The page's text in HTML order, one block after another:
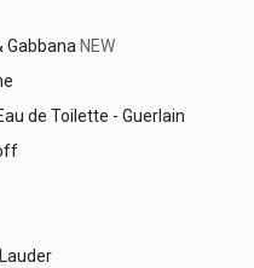
Gabbana NEW
de Toilette - Guerlain